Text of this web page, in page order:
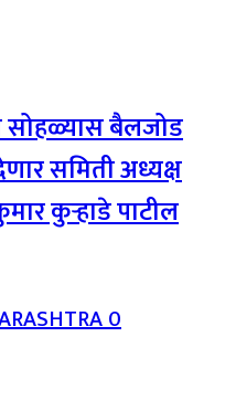
सोहळ्यास बैलजोड
समिती अध्यक्ष
कुऱ्हाडे पाटील
0